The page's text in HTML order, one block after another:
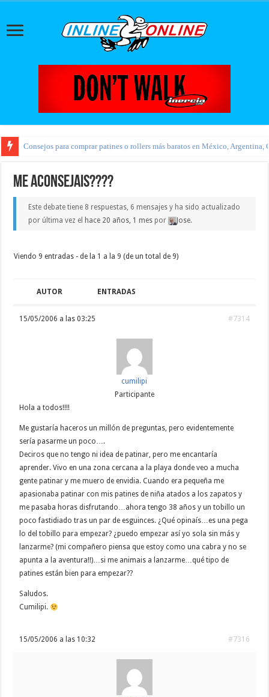
Consejos para comprar patines o rollers más baratos en México, Argentina,
Nueva tienda oficial Flying Eagle
Me aconsejais????
Este debate tiene 8 respuestas, 6 mensajes y ha sido actualizado
por última vez el hace 20 años, 1 mespor Jose.
Viendo 9 entradas - de la 1 a la 9 (de un total de 9)
AUTOR ENTRADAS
15/05/2006 a las 03:25 #7314
cumilipi
Participante
Hola a todos!!!!
Me gustaría haceros un millón de preguntas, pero evidentemente
sería pasarme un poco….
Deciros que no tengo ni idea de patinar, pero me encantaría
aprender. Vivo en una zona cercana a la playa donde veo a mucha
gente patinar y me muero de envidia. Cuando era pequeña me
apasionaba patinar con mis patines de niña atados a los zapatos y
me pasaba horas disfrutando…ahora tengo 38 años y un tobillo un
poco fastidiado tras un par de esguinces. ¿Qué opinaís…es una pega
lo del tobillo para empezar? ¿puedo empezar así yo sola sin más y
lanzarme? (mi compañero piensa que estoy como una cabra y no se
apunta a la aventura!!)…si me animais a lanzarme…qué tipo de
patines están bien para empezar??
Saludos.
Cumilipi.
15/05/2006 a las 10:32 #7316